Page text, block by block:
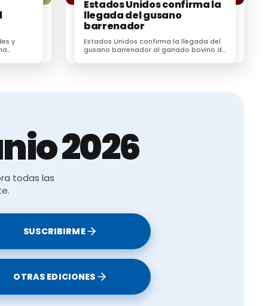
vivos
y evaluar
clara de
de
y
Estados Unidos confirma la
llegada del gusano
barrenador
Estados Unidos confirma la llegada del
gusano barrenador al ganado bovino de
2026
todas las
SUSCRIBIRME
OTRAS EDICIONES